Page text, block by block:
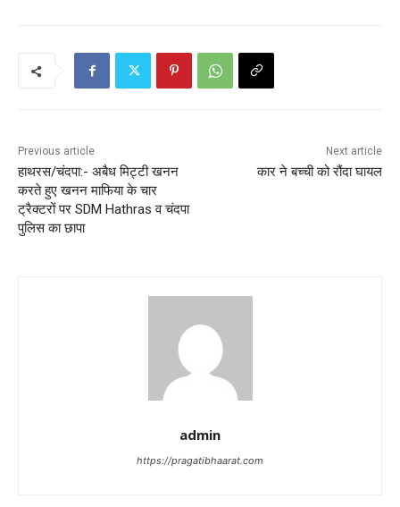
Previous article
हाथरस/चंदपा:- अबैध मिट्टी खनन
करते हुए खनन माफिया के चार
ट्रैक्टरों पर SDM Hathras व चंदपा
पुलिस का छापा
Next article
कार ने बच्ची को रौंदा घायल
admin
https://pragatibhaarat.com